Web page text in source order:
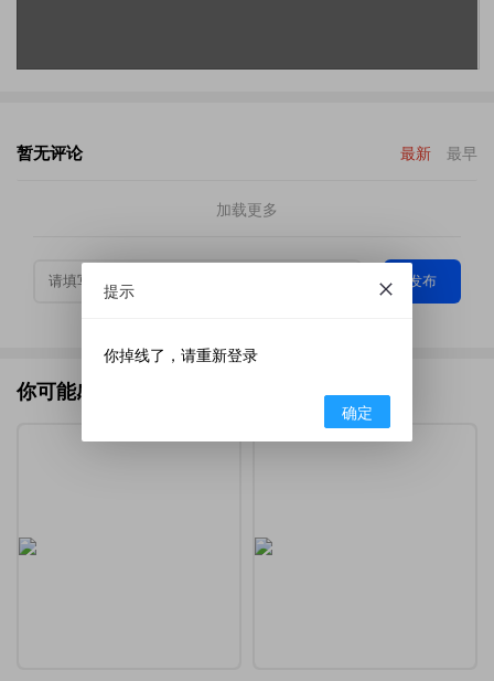
暂无评论 最新 最早
加载更多
发布
你可能感兴趣的
提示
你掉线了，请重新登录
确定